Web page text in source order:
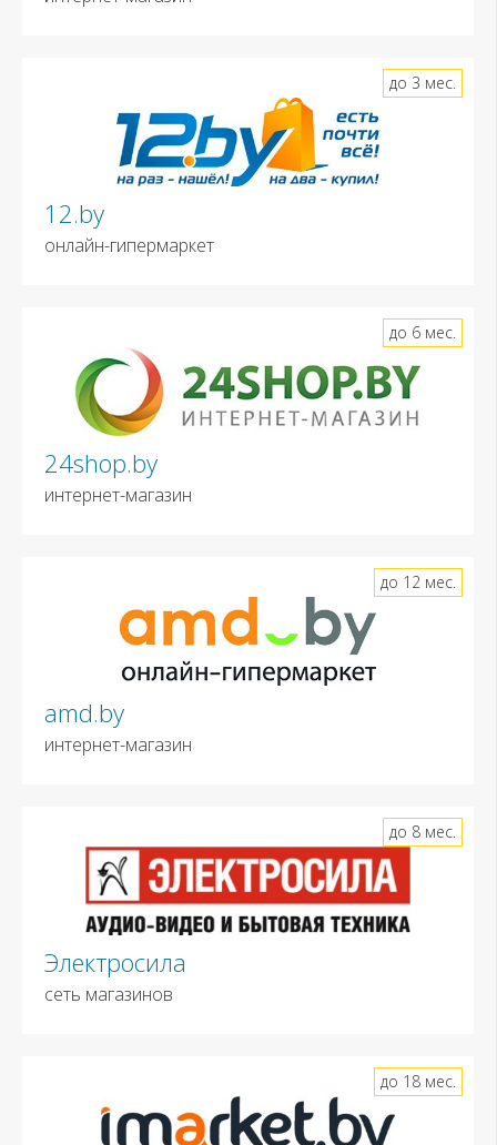
12.by
онлайн-гипермаркет
до 3 мес.
24shop.by
интернет-магазин
до 6 мес.
amd.by
интернет-магазин
до 12 мес.
Электросила
сеть магазинов
до 8 мес.
до 18 мес.